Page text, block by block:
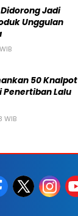
Jadi
Unggulan
50 Knalpot
Penertiban Lalu
WIB